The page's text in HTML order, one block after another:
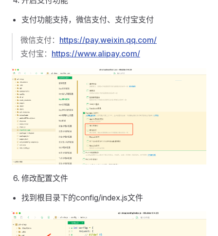
支付功能支持，微信支付、支付宝支付
微信支付： https://pay.weixin.qq.com/
支付宝： https://www.alipay.com/
修改配置文件
找到根目录下的config/index.js文件